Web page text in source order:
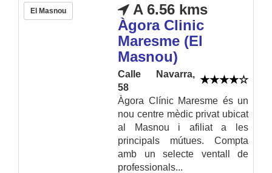
El Masnou
A 6.56 kms
Àgora Clinic
Maresme (El
Masnou)
Calle Navarra,
58
Àgora Clínic Maresme és un
nou centre mèdic privat ubicat
al Masnou i afiliat a les
principals mútues. Compta
amb un selecte ventall de
professionals...